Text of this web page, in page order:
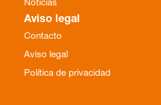
Noticias
Aviso legal
Contacto
Aviso legal
Política de privacidad